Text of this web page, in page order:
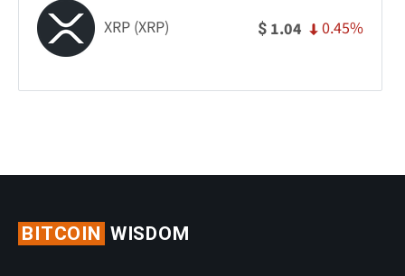
XRP (XRP) $ 1.04 0.45%
BITCOIN WISDOM